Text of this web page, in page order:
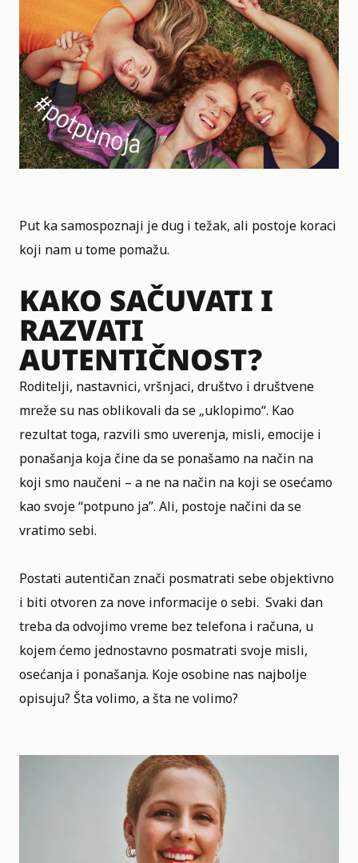
Put ka samospoznaji je dug i težak, ali postoje koraci
koji nam u tome pomažu.
KAKO SAČUVATI I
RAZVATI
AUTENTIČNOST?
Roditelji, nastavnici, vršnjaci, društvo i društvene
mreže su nas oblikovali da se „uklopimo“. Kao
rezultat toga, razvili smo uverenja, misli, emocije i
ponašanja koja čine da se ponašamo na način na
koji smo naučeni – a ne na način na koji se osećamo
kao svoje “potpuno ja”. Ali, postoje načini da se
vratimo sebi.
Postati autentičan znači posmatrati sebe objektivno
i biti otvoren za nove informacije o sebi. Svaki dan
treba da odvojimo vreme bez telefona i računa, u
kojem ćemo jednostavno posmatrati svoje misli,
osećanja i ponašanja. Koje osobine nas najbolje
opisuju? Šta volimo, a šta ne volimo?